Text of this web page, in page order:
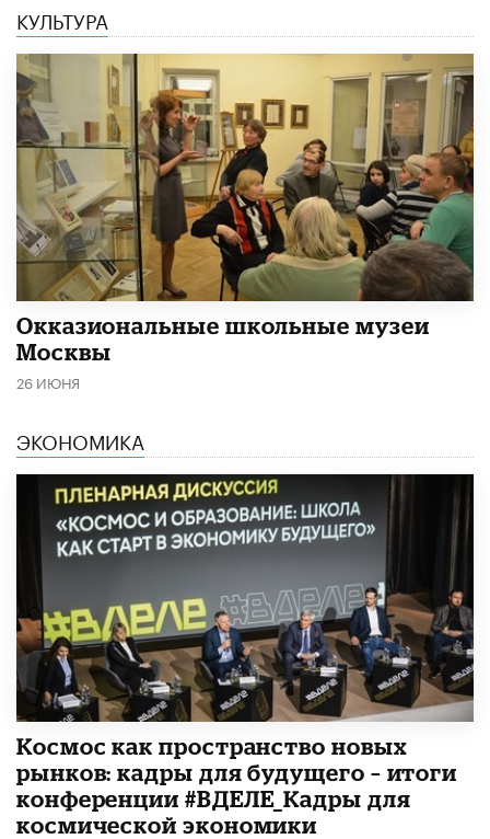
КУЛЬТУРА
​Окказиональные школьные музеи
Москвы
26 ИЮНЯ
ЭКОНОМИКА
Космос как пространство новых
рынков: кадры для будущего – итоги
конференции #ВДЕЛЕ_Кадры для
космической экономики